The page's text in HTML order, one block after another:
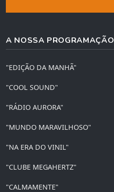
A NOSSA PROGRAMAÇÃO
"EDIÇÃO DA MANHÃ"
"COOL SOUND"
"RÁDIO AURORA"
"MUNDO MARAVILHOSO"
"NA ERA DO VINIL"
"CLUBE MEGAHERTZ"
"CALMAMENTE"